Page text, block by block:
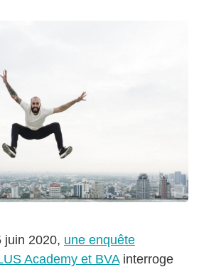
juin 2020, une enquête
Academy et BVAinterroge